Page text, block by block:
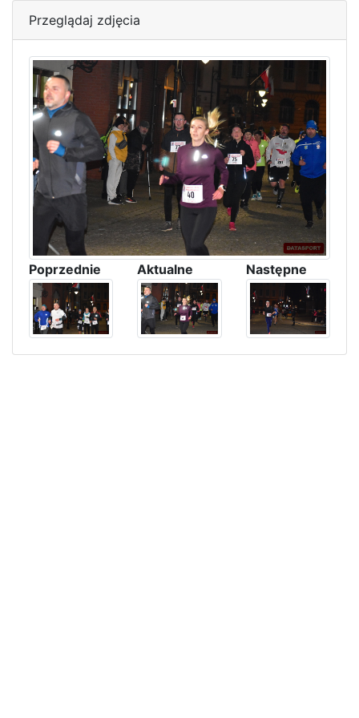
Przeglądaj zdjęcia
Poprzednie Aktualne Następne